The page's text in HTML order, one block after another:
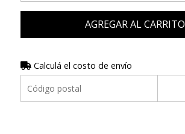
AGREGAR AL CARRITO
Calculá el costo de envío